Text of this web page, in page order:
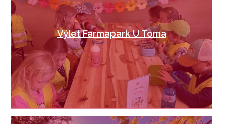
Výlet Farmapark U Toma